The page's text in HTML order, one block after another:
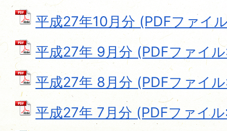
平成27年10月分 (PDFファイ
平成27年 9月分 (PDFファイ
平成27年 8月分 (PDFファイ
平成27年 7月分 (PDFファイ